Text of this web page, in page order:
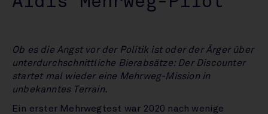
Ob es die Angst vor der Politik ist oder der Ärger über
unterdurchschnittliche Bierabsätze: Der Discounter
startet mal wieder eine Mehrweg-Mission in
unbekanntes Terrain.
Ein erster Mehrwegtest war 2020 nach wenige